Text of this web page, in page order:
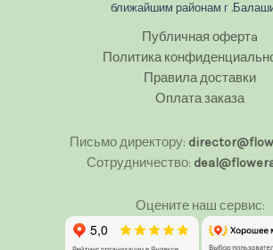
ближайшим районам г
Публичная офертa
Политика
Правила доставки
Оплата заказа
Письмо директору:
Сотрудничество:
Оцените наш сервис: